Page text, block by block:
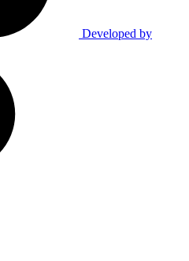
Developed by